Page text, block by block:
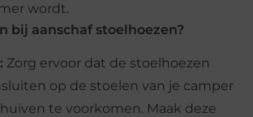
wordt.
bij aanschaf stoelhoezen?
Zorg ervoor dat de stoelhoezen
op de stoelen van je camper
te voorkomen. Maak deze